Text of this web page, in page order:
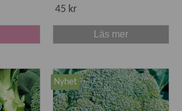
45 kr
Läs mer
Nyhet